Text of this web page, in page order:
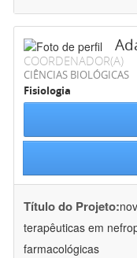
COORDENADOR(A)
CIÊNCIAS BIOLÓGICAS
Fisiologia
Título do Projeto:
terapêuticas em
farmacológicas